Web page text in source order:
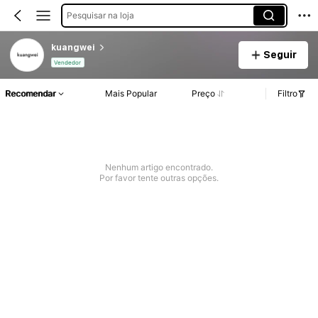
Pesquisar na loja
kuangwei
Vendedor
Seguir
Recomendar Mais Popular Preço Filtro
Nenhum artigo encontrado.
Por favor tente outras opções.